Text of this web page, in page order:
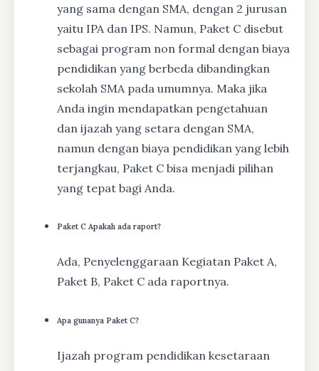
yang sama dengan SMA, dengan 2 jurusan
yaitu IPA dan IPS. Namun, Paket C disebut
sebagai program non formal dengan biaya
pendidikan yang berbeda dibandingkan
sekolah SMA pada umumnya. Maka jika
Anda ingin mendapatkan pengetahuan
dan ijazah yang setara dengan SMA,
namun dengan biaya pendidikan yang lebih
terjangkau, Paket C bisa menjadi pilihan
yang tepat bagi Anda.
Paket C Apakah ada raport?
Ada, Penyelenggaraan Kegiatan Paket A,
Paket B, Paket C ada raportnya.
Apa gunanya Paket C?
Ijazah program pendidikan kesetaraan